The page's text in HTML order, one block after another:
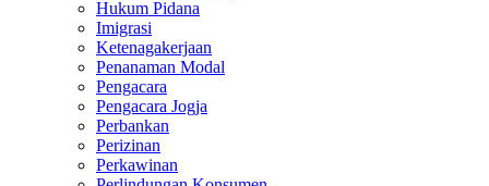
Hukum Pidana
Imigrasi
Ketenagakerjaan
Penanaman Modal
Pengacara
Pengacara Jogja
Perbankan
Perizinan
Perkawinan